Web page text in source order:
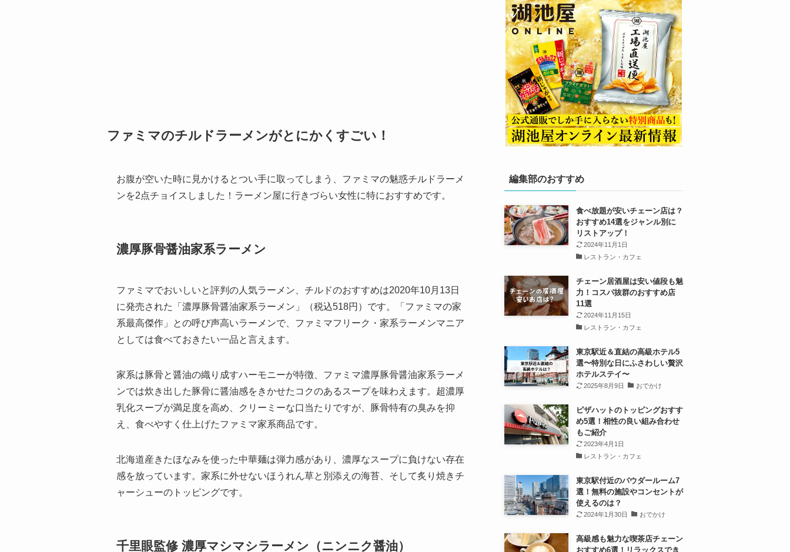
ファミマのチルドラーメンがとにかくすごい！
お腹が空いた時に見かけるとつい手に取ってしまう、ファミマの魅惑チルドラーメ
ンを2点チョイスしました！ラーメン屋に行きづらい女性に特におすすめです。
濃厚豚骨醤油家系ラーメン
ファミマでおいしいと評判の人気ラーメン、チルドのおすすめは2020年10月13日
に発売された「濃厚豚骨醤油家系ラーメン」（税込518円）です。「ファミマの家
系最高傑作」との呼び声高いラーメンで、ファミマフリーク・家系ラーメンマニア
としては食べておきたい一品と言えます。
家系は豚骨と醤油の織り成すハーモニーが特徴、ファミマ濃厚豚骨醤油家系ラーメ
ンでは炊き出した豚骨に醤油感をきかせたコクのあるスープを味わえます。超濃厚
乳化スープが満足度を高め、クリーミーな口当たりですが、豚骨特有の臭みを抑
え、食べやすく仕上げたファミマ家系商品です。
北海道産きたほなみを使った中華麺は弾力感があり、濃厚なスープに負けない存在
感を放っています。家系に外せないほうれん草と別添えの海苔、そして炙り焼きチ
ャーシューのトッピングです。
千里眼監修 濃厚マシマシラーメン（ニンニク醤油）
編集部のおすすめ
食べ放題が安いチェーン店は？
おすすめ14選をジャンル別に
リストアップ！
2024年11月1日
レストラン・カフェ
チェーン居酒屋は安い値段も魅
力！コスパ抜群のおすすめ店
11選
2024年11月15日
レストラン・カフェ
東京駅近＆直結の高級ホテル5
選〜特別な日にふさわしい贅沢
ホテルステイ〜
2025年8月9日 おでかけ
ピザハットのトッピングおすす
め5選！相性の良い組み合わせ
もご紹介
2023年4月1日
レストラン・カフェ
東京駅付近のパウダールーム7
選！無料の施設やコンセントが
使えるのは？
2024年1月30日 おでかけ
高級感も魅力な喫茶店チェーン
おすすめ6選！リラックスでき